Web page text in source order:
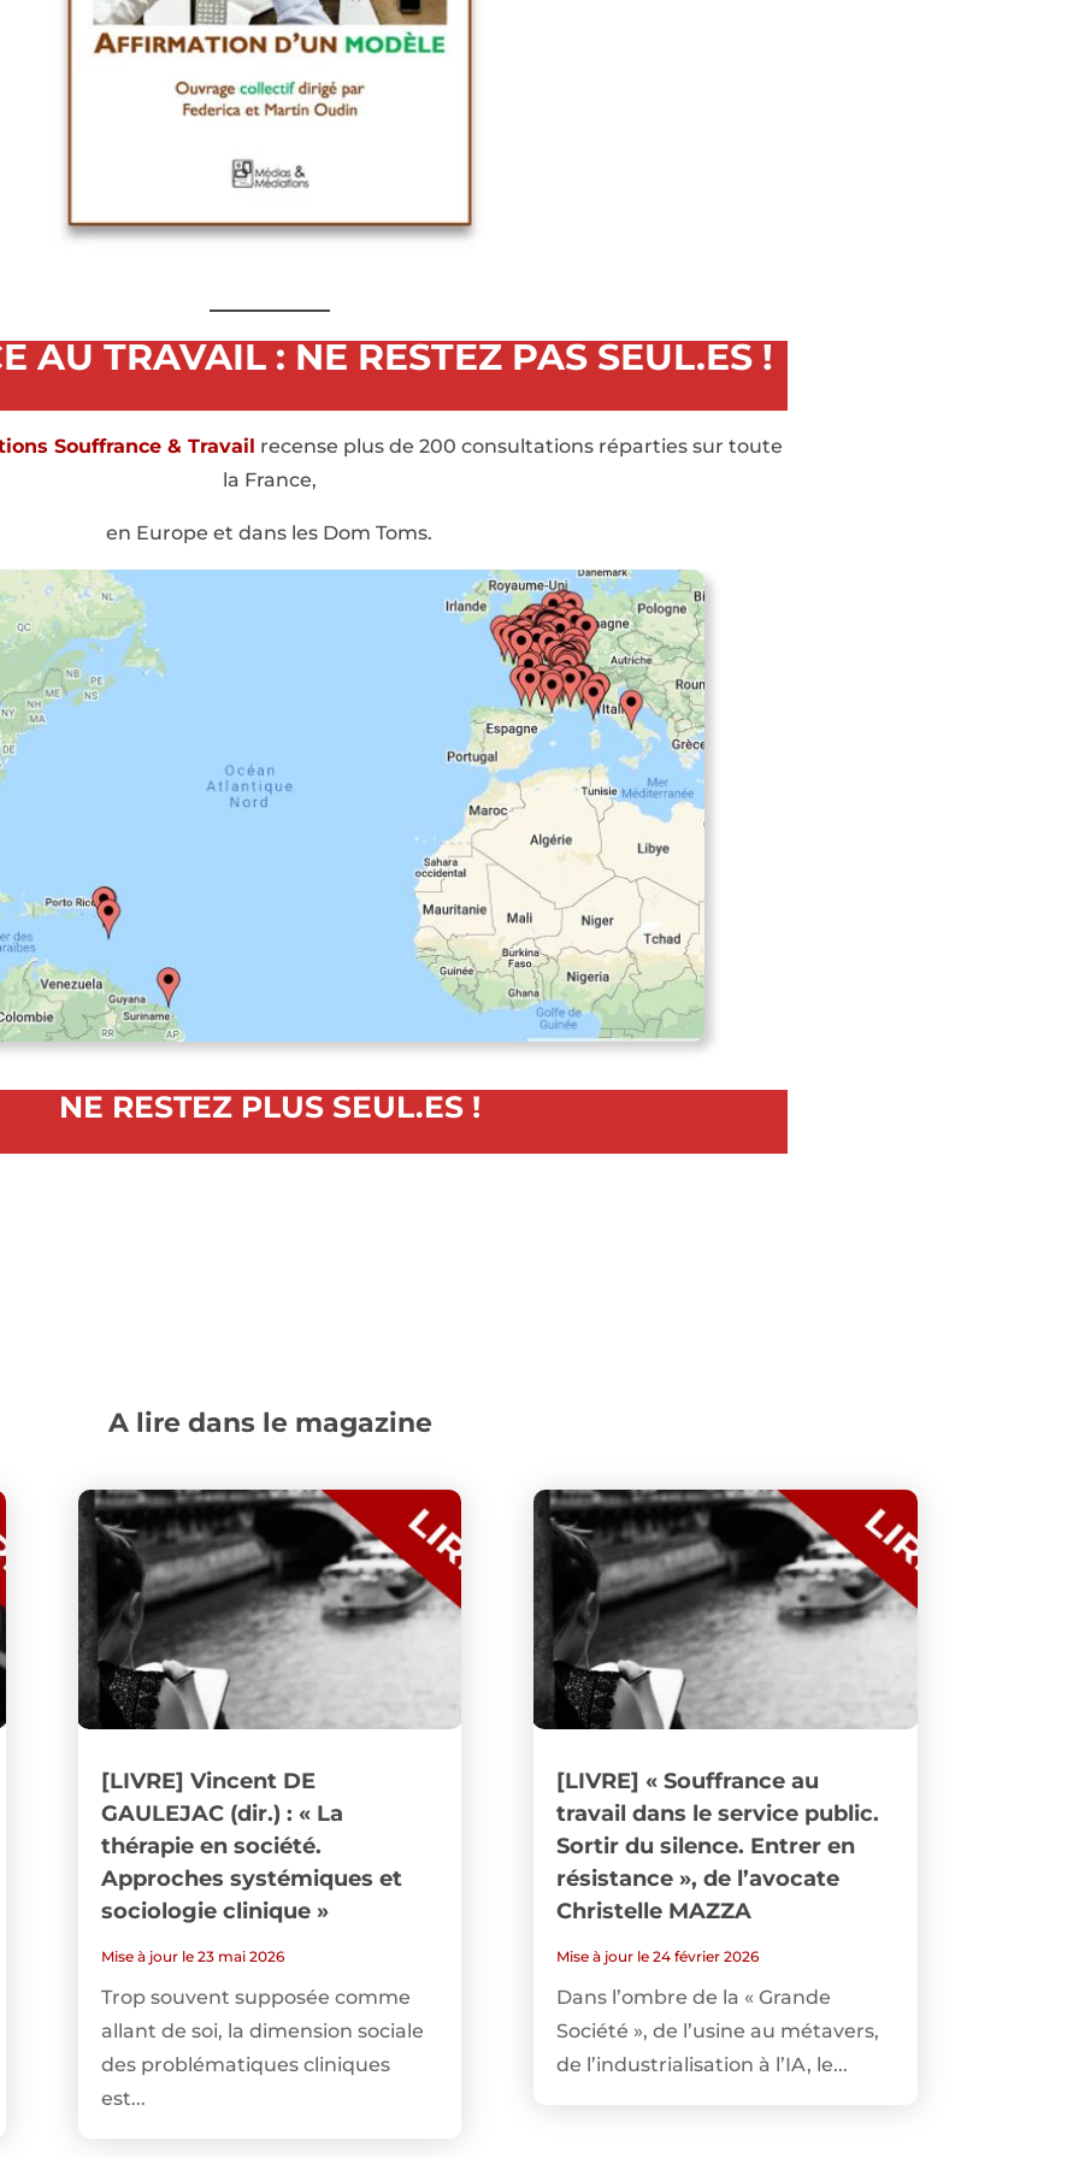
AU TRAVAIL : NE RESTEZ PAS SEUL.ES !
Souffrance & Travail recense plus de 200 consultations réparties sur toute
la France,
en Europe et dans les Dom Toms.
NE RESTEZ PLUS SEUL.ES !
A lire dans le magazine
[LIVRE] Vincent DE
GAULEJAC (dir.) : « La
thérapie en société.
Approches systémiques et
sociologie clinique »
Mise à jour le 23 mai 2026
Trop souvent supposée comme
allant de soi, la dimension sociale
des problématiques cliniques
est...
[LIVRE] « Souffrance au
travail dans le service public.
Sortir du silence. Entrer en
résistance », de l’avocate
Christelle MAZZA
Mise à jour le 24 février 2026
Dans l’ombre de la « Grande
Société », de l’usine au métavers,
de l’industrialisation à l’IA, le...